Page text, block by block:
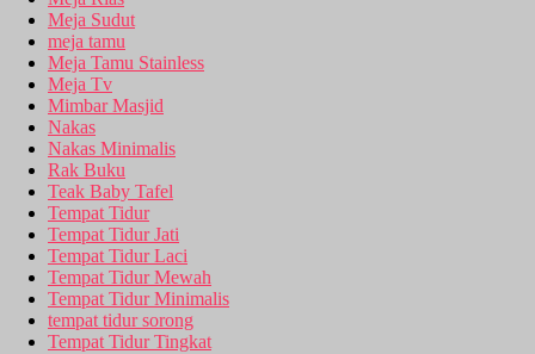
Meja Sudut
meja tamu
Meja Tamu Stainless
Meja Tv
Mimbar Masjid
Nakas
Nakas Minimalis
Rak Buku
Teak Baby Tafel
Tempat Tidur
Tempat Tidur Jati
Tempat Tidur Laci
Tempat Tidur Mewah
Tempat Tidur Minimalis
tempat tidur sorong
Tempat Tidur Tingkat